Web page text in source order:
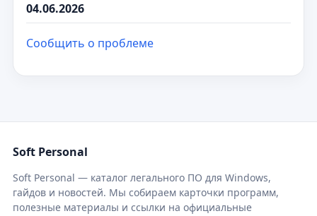
04.06.2026
Сообщить о проблеме
Soft Personal
Soft Personal — каталог легального ПО для Windows,
гайдов и новостей. Мы собираем карточки программ,
полезные материалы и ссылки на официальные